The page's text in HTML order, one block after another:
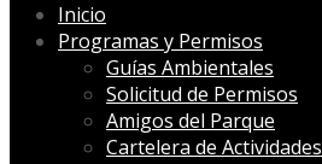
Inicio
Programas y Permisos
Guías Ambientales
Solicitud de Permisos
Amigos del Parque
Cartelera de Actividades